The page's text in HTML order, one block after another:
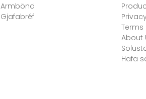
Armbönd
Gjafabréf
Terms
About
Hafa